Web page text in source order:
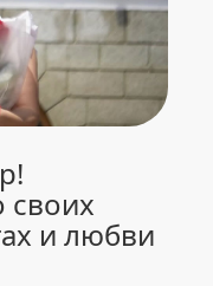
и любви